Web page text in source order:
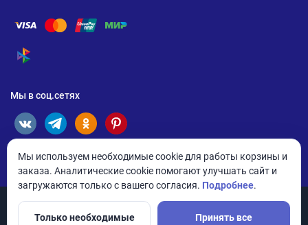
Помощь по оплате Visa
Помощь по оплате Mastercard
Помощь по оплате UnionPay
Помощь по оплате Мир
Помощь по оплате СБП
Мы в соц.сетях
© 2026 ANDPRO / ООО «АНД-Системс»
Мы используем необходимые cookie для работы корзины и
заказа. Аналитические cookie помогают улучшать сайт и
загружаются только с вашего согласия. Подробнее.
Только необходимые Принять все